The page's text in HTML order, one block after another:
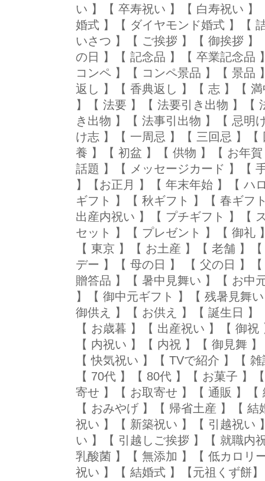
い 】【 卒寿祝い 】【 白寿祝い
婚式 】【 ダイヤモンド婚式 】【
いさつ 】【 ご挨拶 】【 御挨拶
の日 】【 記念品 】【 卒業記念品
コンペ 】【 コンペ景品 】【 景品
返し 】【 香典返し 】【 志 】【
】【 法要 】【 法要引き出物 】【
き出物 】【 法事引出物 】【 忌明
け志 】【 一周忌 】【 三回忌 】
養 】【 初盆 】【 供物 】【 お年
話題 】【 メッセージカード 】【
】【お正月 】【 年末年始 】【 ハ
ギフト 】【 秋ギフト 】【 春ギフ
出産内祝い 】【 プチギフト 】【
セット 】【 プレゼント 】【 御礼
【 東京 】【 お土産 】【 老舗 】
デー 】【 母の日 】 【 父の日 】
贈答品 】【 暑中見舞い 】【 お中
】【 御中元ギフト 】【 残暑見舞
御供え 】【 お供え 】【 誕生日
【 お歳暮 】【 出産祝い 】【 御
【 内祝い 】【 内祝 】【 御見舞
【 快気祝い 】【 TVで紹介 】【
【 70代 】【 80代 】【 お菓子 】
寄せ 】【 お取寄せ 】【 通販 】
【 おみやげ 】【 帰省土産 】【
祝い 】【 新築祝い 】【 引越祝い
い 】【 引越しご挨拶 】【 就職内
乳酸菌 】【 無添加 】【 低カロリ
祝い 】【 結婚式 】【元祖くず餅